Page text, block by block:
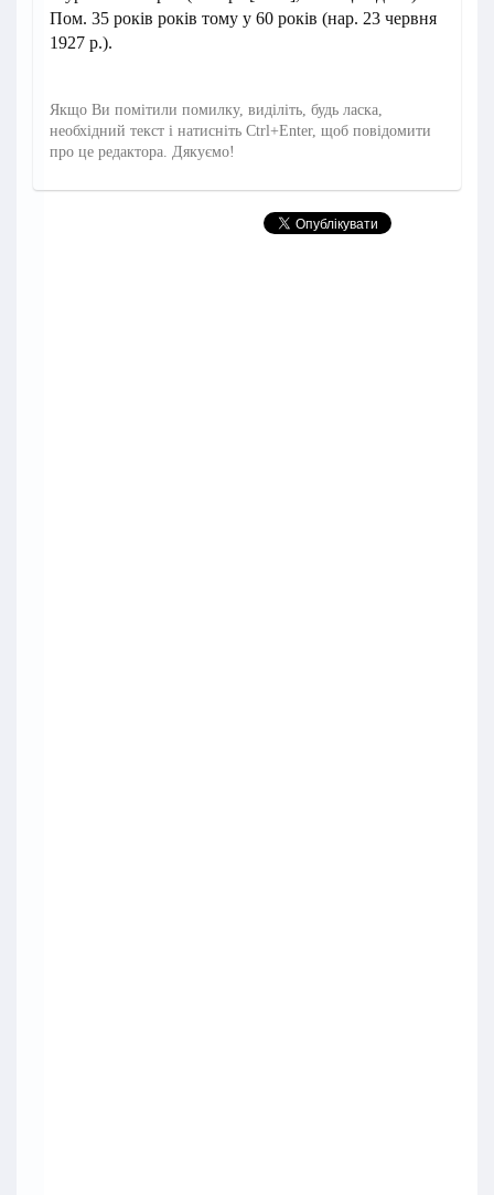
Пом. 35 років років тому у 60 років (нар. 23 червня
1927 р.).
Якщо Ви помітили помилку, виділіть, будь ласка,
необхідний текст і натисніть Ctrl+Enter, щоб повідомити
про це редактора. Дякуємо!